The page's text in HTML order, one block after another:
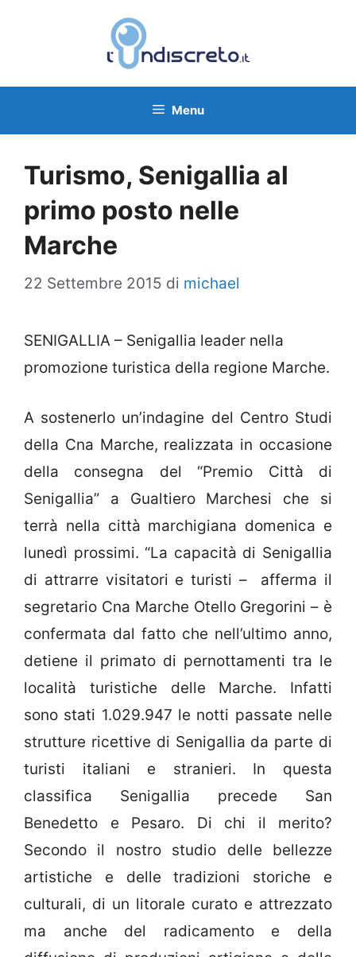
Menu
Turismo, Senigallia al
primo posto nelle
Marche
22 Settembre 2015 di michael
SENIGALLIA – Senigallia leader nella
promozione turistica della regione Marche.
A sostenerlo un’indagine del Centro Studi
della Cna Marche, realizzata in occasione
della consegna del “Premio Città di
Senigallia” a Gualtiero Marchesi che si
terrà nella città marchigiana domenica e
lunedì prossimi. “La capacità di Senigallia
di attrarre visitatori e turisti – afferma il
segretario Cna Marche Otello Gregorini – è
confermata dal fatto che nell’ultimo anno,
detiene il primato di pernottamenti tra le
località turistiche delle Marche. Infatti
sono stati 1.029.947 le notti passate nelle
strutture ricettive di Senigallia da parte di
turisti italiani e stranieri. In questa
classifica Senigallia precede San
Benedetto e Pesaro. Di chi il merito?
Secondo il nostro studio delle bellezze
artistiche e delle tradizioni storiche e
culturali, di un litorale curato e attrezzato
ma anche del radicamento e della